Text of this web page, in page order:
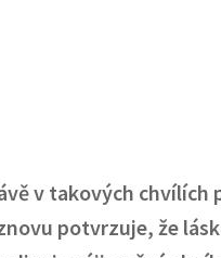
v takových chvílích
potvrzuje, že